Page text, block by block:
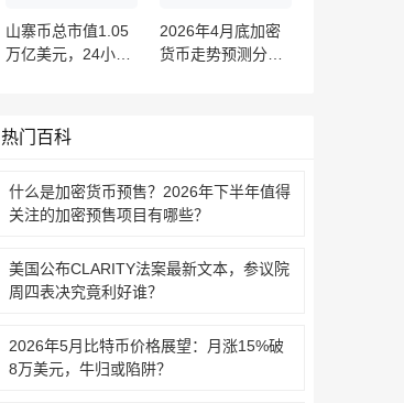
山寨币总市值1.05
万亿美元，24小时
2026年4月底加密
货币走势预测分
热门百科
什么是加密货币预售？2026年下半年值得
关注的加密预售项目有哪些？‌‌‌‌‌‌
美国公布CLARITY法案最新文本，参议院
周四表决究竟利好谁？‌‌‌‌‌‌
2026年5月比特币价格展望：月涨15%破
8万美元，牛归或陷阱？‌‌‌‌‌‌